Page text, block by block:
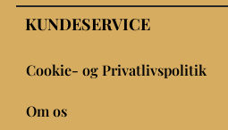
KUNDESERVICE
Cookie- og Privatlivspolitik
Om os